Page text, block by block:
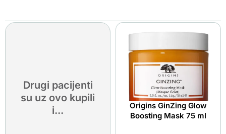
Drugi pacijenti
su uz ovo kupili
i...
Origins GinZing Glow
Boosting Mask 75 ml